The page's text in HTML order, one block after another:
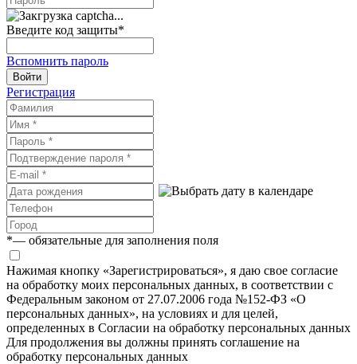
Введите код защиты*
Вспомнить пароль
Войти
Регистрация
*— обязательные для заполнения поля
Нажимая кнопку «Зарегистрироваться», я даю свое согласие
на обработку моих персональных данных, в соответствии с
Федеральным законом от 27.07.2006 года №152-ФЗ «О
персональных данных», на условиях и для целей,
определенных в Согласии на обработку персональных данных
Для продолжения вы должны принять соглашение на
обработку персональных данных